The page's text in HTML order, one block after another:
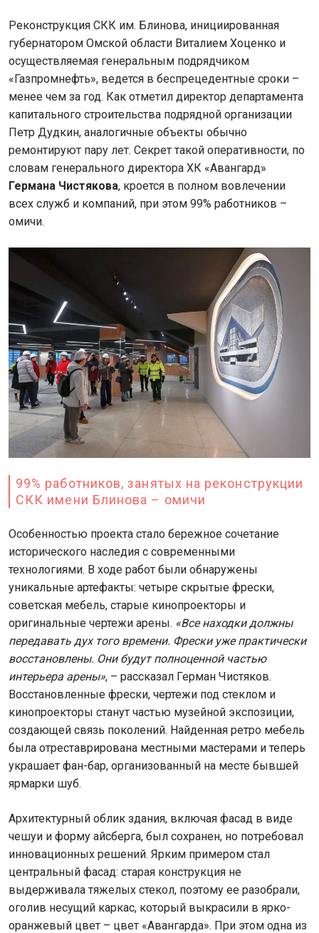
Реконструкция СКК им. Блинова, инициированная
губернатором Омской области Виталием Хоценко и
осуществляемая генеральным подрядчиком
«Газпромнефть», ведется в беспрецедентные сроки –
менее чем за год. Как отметил директор департамента
капитального строительства подрядной организации
Петр Дудкин, аналогичные объекты обычно
ремонтируют пару лет. Секрет такой оперативности, по
словам генерального директора ХК «Авангард»
Германа Чистякова, кроется в полном вовлечении
всех служб и компаний, при этом 99% работников –
омичи.
99% работников, занятых на реконструкции
СКК имени Блинова – омичи
Особенностью проекта стало бережное сочетание
исторического наследия с современными
технологиями. В ходе работ были обнаружены
уникальные артефакты: четыре скрытые фрески,
советская мебель, старые кинопроекторы и
оригинальные чертежи арены. «Все находки должны
передавать дух того времени. Фрески уже практически
восстановлены. Они будут полноценной частью
интерьера арены», – рассказал Герман Чистяков.
Восстановленные фрески, чертежи под стеклом и
кинопроекторы станут частью музейной экспозиции,
создающей связь поколений. Найденная ретро мебель
была отреставрирована местными мастерами и теперь
украшает фан-бар, организованный на месте бывшей
ярмарки шуб.
Архитектурный облик здания, включая фасад в виде
чешуи и форму айсберга, был сохранен, но потребовал
инновационных решений. Ярким примером стал
центральный фасад: старая конструкция не
выдерживала тяжелых стекол, поэтому ее разобрали,
оголив несущий каркас, который выкрасили в ярко-
оранжевый цвет – цвет «Авангарда». При этом одна из